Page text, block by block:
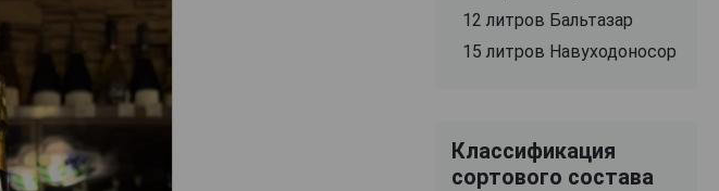
12 литров Бальтазар
15 литров Навуходоносор
Классификация
сортового состава